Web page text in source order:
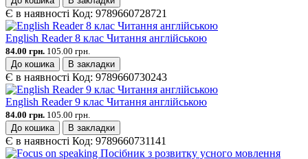
Є в наявності Код: 9789660728721
English Reader 8 клас Читання англійською
84.00 грн. 105.00 грн.
До кошика
В закладки
Є в наявності Код: 9789660730243
English Reader 9 клас Читання англійською
84.00 грн. 105.00 грн.
До кошика
В закладки
Є в наявності Код: 9789660731141